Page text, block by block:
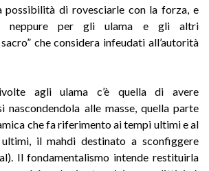
possibilità di rovesciarle con la forza, e
neppure per gli ulama e gli altri
che considera infeudati all’autorità
agli ulama c’è quella di avere
nascondendola alle masse, quella parte
che fa riferimento ai tempi ultimi e al
il mahdi destinato a sconfiggere
Il fondamentalismo intende restituirla